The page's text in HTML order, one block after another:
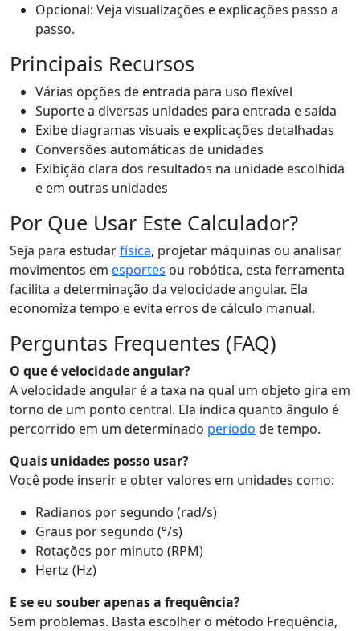
Opcional: Veja visualizações e explicações passo a
passo.
Principais Recursos
Várias opções de entrada para uso flexível
Suporte a diversas unidades para entrada e saída
Exibe diagramas visuais e explicações detalhadas
Conversões automáticas de unidades
Exibição clara dos resultados na unidade escolhida
e em outras unidades
Por Que Usar Este Calculador?
Seja para estudarfísica, projetar máquinas ou analisar
movimentos em esportes ou robótica, esta ferramenta
facilita a determinação da velocidade angular. Ela
economiza tempo e evita erros de cálculo manual.
Perguntas Frequentes (FAQ)
O que é velocidade angular?
A velocidade angular é a taxa na qual um objeto gira em
torno de um ponto central. Ela indica quanto ângulo é
percorrido em um determinado período de tempo.
Quais unidades posso usar?
Você pode inserir e obter valores em unidades como:
Radianos por segundo (rad/s)
Graus por segundo (°/s)
Rotações por minuto (RPM)
Hertz (Hz)
E se eu souber apenas a frequência?
Sem problemas. Basta escolher o método Frequência,